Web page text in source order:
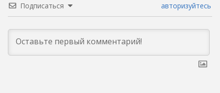
Подписаться авторизуйтесь